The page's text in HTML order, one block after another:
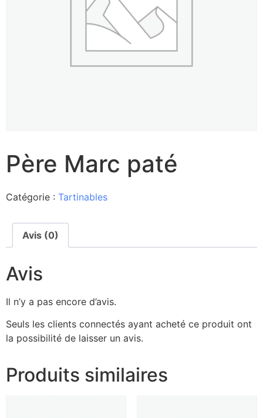
Père Marc paté
Catégorie : Tartinables
Avis (0)
Avis
Il n’y a pas encore d’avis.
Seuls les clients connectés ayant acheté ce produit ont
la possibilité de laisser un avis.
Produits similaires